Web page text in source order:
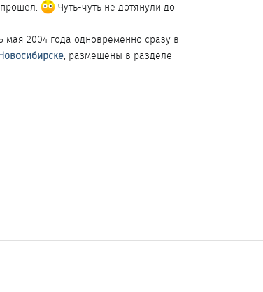
Чуть-чуть не дотянули до
2004 года одновременно сразу в
, размещены в разделе